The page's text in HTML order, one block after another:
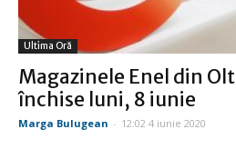
Ultima Oră
Magazinele Enel din
închise luni, 8 iunie
Marga Bulugean - 12:02 4 iunie 2020